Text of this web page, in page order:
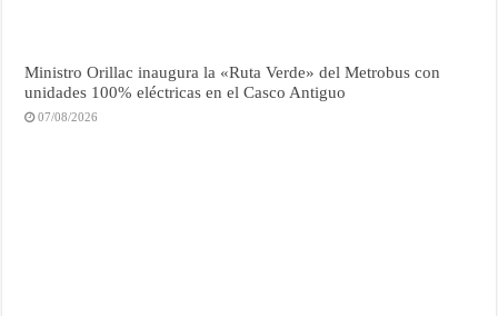
Ministro Orillac inaugura la «Ruta Verde» del Metrobus con
unidades 100% eléctricas en el Casco Antiguo
07/08/2026